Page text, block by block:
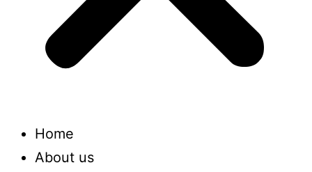
Home
About us